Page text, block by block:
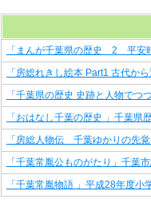
「まんが千葉県の歴史 2 平安
「房総れきし絵本 Part1 古代か
「千葉県の歴史 史跡と人物で
「おはなし千葉の歴史 」千葉県
「房総人物伝 千葉ゆかりの先
「千葉常胤公ものがたり」千葉
「千葉常胤物語 」平成28年度